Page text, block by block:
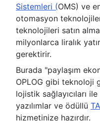
Sistemleri (OMS) ve
otomasyon
teknolojileri satın
milyonlarca liralık
gerektirir.
Burada "paylaşım
OPLOG gibi teknoloji
lojistik sağlayıcıları ile
yazılımlar ve ödüllü
hizmetinize hazırdır.